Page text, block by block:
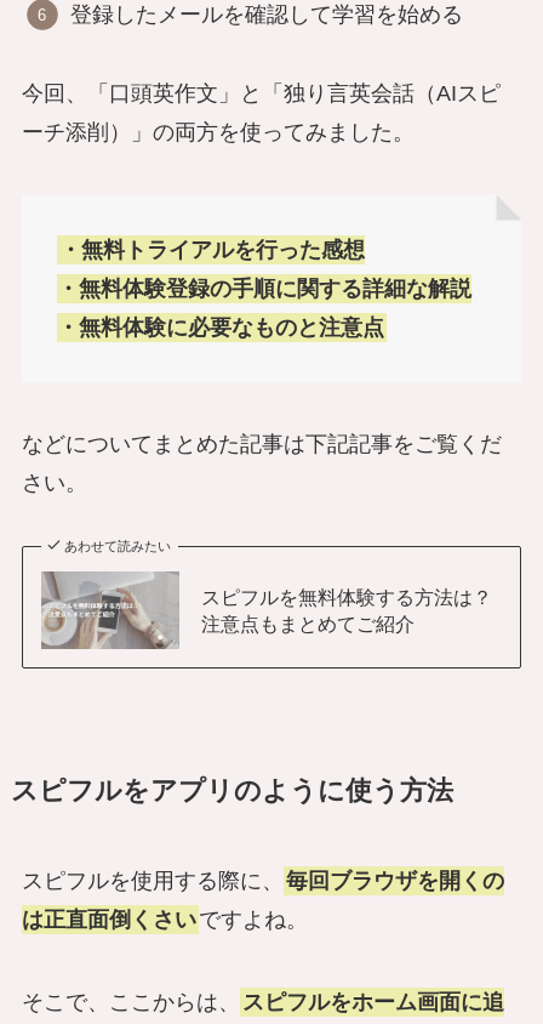
登録したメールを確認して学習を始める
今回、「口頭英作文」と「独り言英会話（AIスピ
ーチ添削）」の両方を使ってみました。
・無料トライアルを行った感想
・無料体験登録の手順に関する詳細な解説
・無料体験に必要なものと注意点
などについてまとめた記事は下記記事をご覧くだ
さい。
あわせて読みたい
スピフルを無料体験する方法は？
注意点もまとめてご紹介
スピフルをアプリのように使う方法
スピフルを使用する際に、
毎回ブラウザを開くの
は正直面倒くさいですよね。
そこで、ここからは、
スピフルをホーム画面に追